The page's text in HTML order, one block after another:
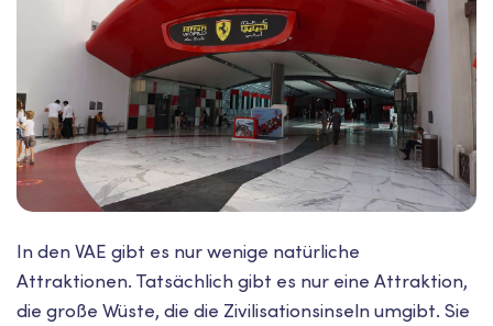
In den VAE gibt es nur wenige natürliche
Attraktionen. Tatsächlich gibt es nur eine Attraktion,
die große Wüste, die die Zivilisationsinseln umgibt. Sie